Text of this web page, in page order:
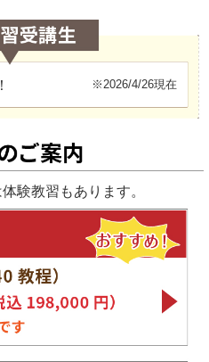
※2026/4/26現在
験教習もあります。